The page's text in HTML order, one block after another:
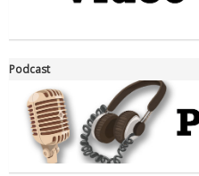
Podcast